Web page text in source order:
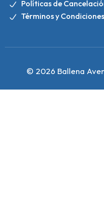
Políticas de
Términos y Condiciones
© 2026 Ballena